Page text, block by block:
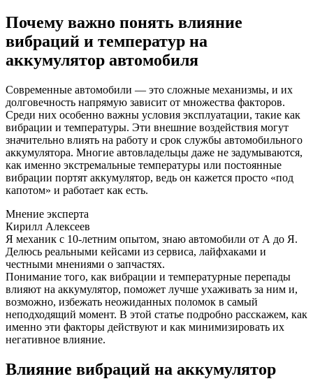
Почему важно понять влияние
вибраций и температур на
аккумулятор автомобиля
Современные автомобили — это сложные механизмы, и их
долговечность напрямую зависит от множества факторов.
Среди них особенно важны условия эксплуатации, такие как
вибрации и температуры. Эти внешние воздействия могут
значительно влиять на работу и срок службы автомобильного
аккумулятора. Многие автовладельцы даже не задумываются,
как именно экстремальные температуры или постоянные
вибрации портят аккумулятор, ведь он кажется просто «под
капотом» и работает как есть.
Мнение эксперта
Кирилл Алексеев
Я механик с 10-летним опытом, знаю автомобили от А до Я.
Делюсь реальными кейсами из сервиса, лайфхаками и
честными мнениями о запчастях.
Понимание того, как вибрации и температурные перепады
влияют на аккумулятор, поможет лучше ухаживать за ним и,
возможно, избежать неожиданных поломок в самый
неподходящий момент. В этой статье подробно расскажем, как
именно эти факторы действуют и как минимизировать их
негативное влияние.
Влияние вибраций на аккумулятор